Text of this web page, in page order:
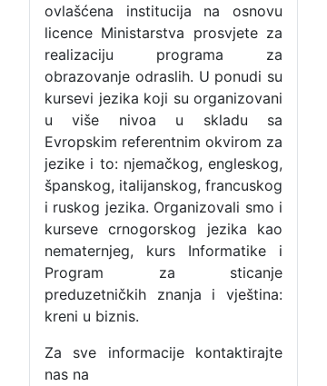
ovlašćena institucija na osnovu
licence Ministarstva prosvjete za
realizaciju programa za
obrazovanje odraslih. U ponudi su
kursevi jezika koji su organizovani
u više nivoa u skladu sa
Evropskim referentnim okvirom za
jezike i to: njemačkog, engleskog,
španskog, italijanskog, francuskog
i ruskog jezika. Organizovali smo i
kurseve crnogorskog jezika kao
nematernjeg, kurs Informatike i
Program za sticanje
preduzetničkih znanja i vještina:
kreni u biznis.
Za sve informacije kontaktirajte
nas na